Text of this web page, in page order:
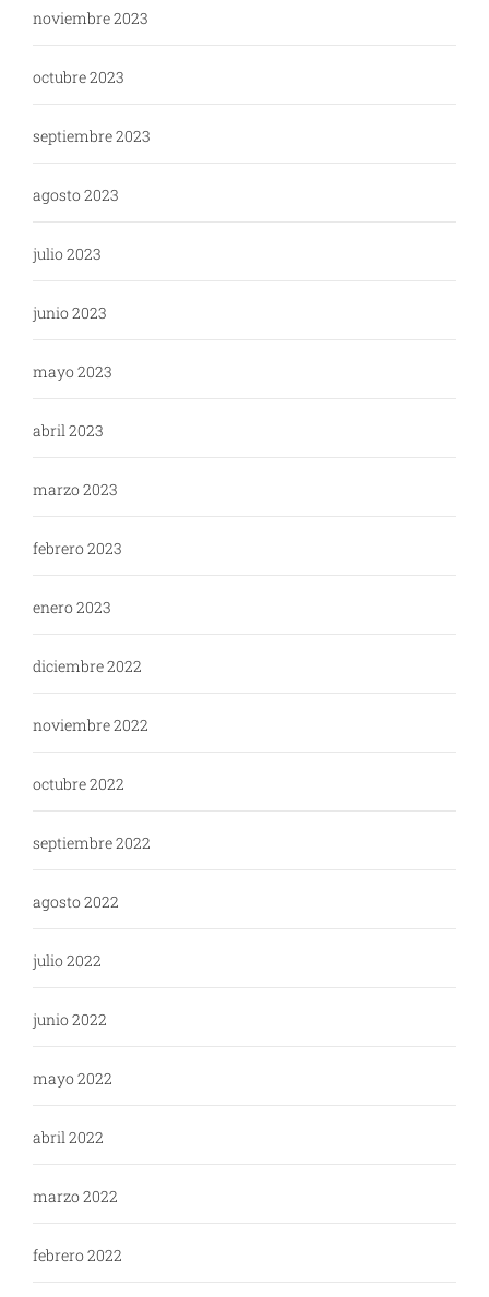
noviembre 2023
octubre 2023
septiembre 2023
agosto 2023
julio 2023
junio 2023
mayo 2023
abril 2023
marzo 2023
febrero 2023
enero 2023
diciembre 2022
noviembre 2022
octubre 2022
septiembre 2022
agosto 2022
julio 2022
junio 2022
mayo 2022
abril 2022
marzo 2022
febrero 2022